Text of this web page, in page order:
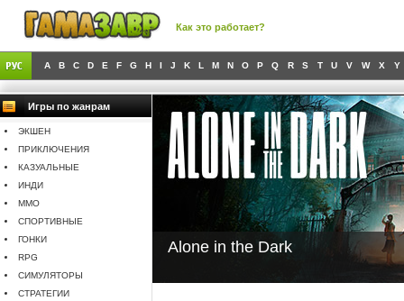
Как это работает?
A B C D E F G H I J K L M N O P Q R S T U V W X Y
Игры по жанрам
ЭКШЕН
ПРИКЛЮЧЕНИЯ
КАЗУАЛЬНЫЕ
ИНДИ
MMO
СПОРТИВНЫЕ
ГОНКИ
RPG
СИМУЛЯТОРЫ
СТРАТЕГИИ
Alone in the Dark